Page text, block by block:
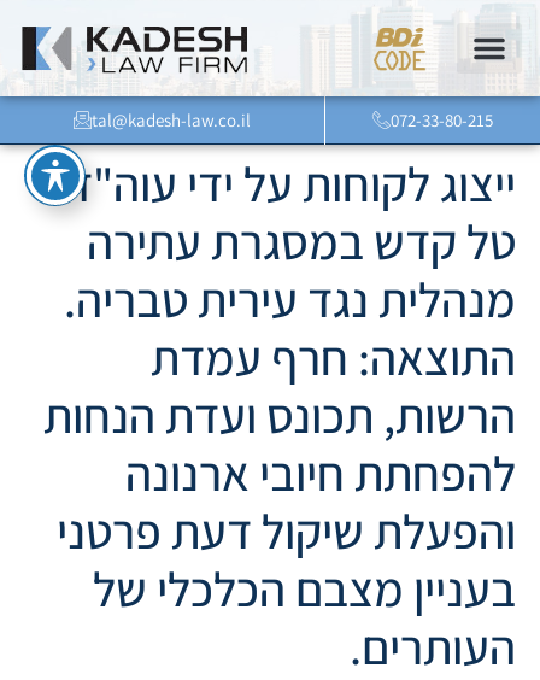
072-33-80-215
tal@kadesh-law.co.il
ייצוג לקוחות על ידי עוה"ד
טל קדש במסגרת עתירה
מנהלית נגד עירית טבריה.
התוצאה: חרף עמדת
הרשות, תכונס ועדת הנחות
להפחתת חיובי ארנונה
והפעלת שיקול דעת פרטני
בעניין מצבם הכלכלי של
העותרים.